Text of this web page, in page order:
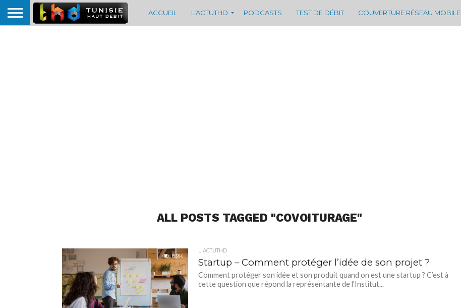
ACCUEIL L’ACTUTHD PODCASTS TEST DE DÉBIT COUVERTURE RÉSEAU MOBILE
ALL POSTS TAGGED "COVOITURAGE"
8.9K
L'ACTUTHD
Startup – Comment protéger l’idée de son projet ?
Comment protéger son idée et son produit quand on est une startup ? C’est à
cette question que répond la représentante de l’Institut...